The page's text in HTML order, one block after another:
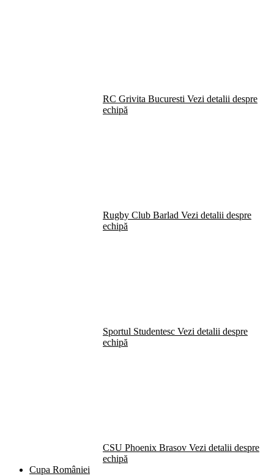
RC Grivita Bucuresti Vezi detalii despre
echipă
Rugby Club Barlad Vezi detalii despre
echipă
Sportul Studentesc Vezi detalii despre
echipă
CSU Phoenix Brasov Vezi detalii despre
echipă
Cupa României